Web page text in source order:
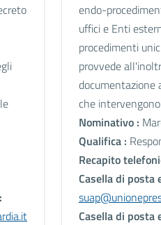
endo-
uffici e Enti
procedimenti
provvede
documentazione
che
Nominativo :
Qualifica :
Recapito
Casella di posta
Casella di posta